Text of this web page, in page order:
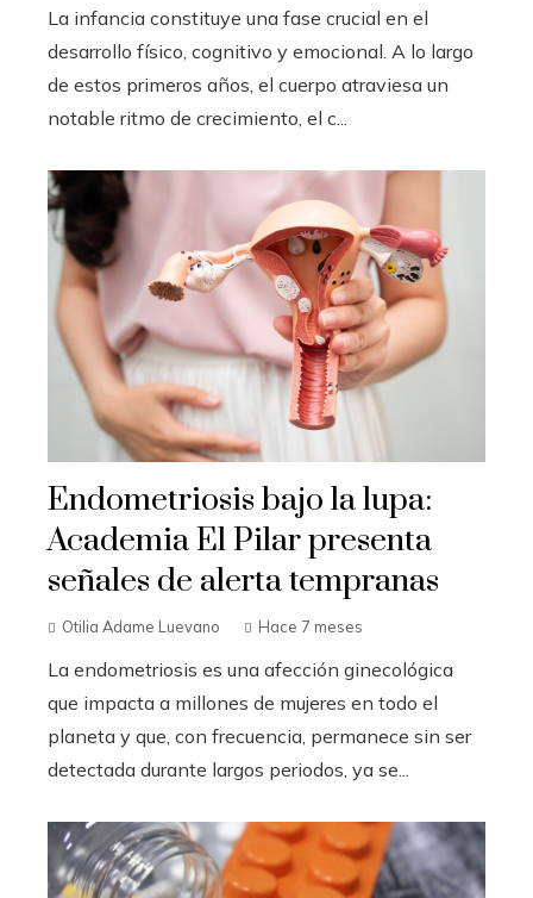
La infancia constituye una fase crucial en el
desarrollo físico, cognitivo y emocional. A lo largo
de estos primeros años, el cuerpo atraviesa un
notable ritmo de crecimiento, el c...
Endometriosis bajo la lupa:
Academia El Pilar presenta
señales de alerta tempranas
Otilia Adame Luevano Hace 7 meses
La endometriosis es una afección ginecológica
que impacta a millones de mujeres en todo el
planeta y que, con frecuencia, permanece sin ser
detectada durante largos periodos, ya se...